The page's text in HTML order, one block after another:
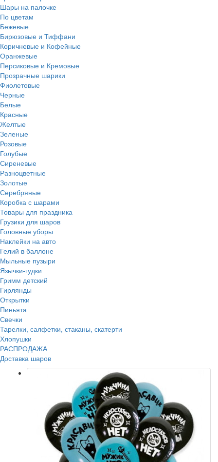
Шары на палочке
По цветам
Бежевые
Бирюзовые и Тиффани
Коричневые и Кофейные
Оранжевые
Персиковые и Кремовые
Прозрачные шарики
Фиолетовые
Черные
Белые
Красные
Желтые
Зеленые
Розовые
Голубые
Сиреневые
Разноцветные
Золотые
Серебряные
Коробка с шарами
Товары для праздника
Грузики для шаров
Головные уборы
Наклейки на авто
Гелий в баллоне
Мыльные пузыри
Язычки-гудки
Гримм детский
Гирлянды
Открытки
Пиньята
Свечки
Тарелки, салфетки, стаканы, скатерти
Хлопушки
РАСПРОДАЖА
Доставка шаров